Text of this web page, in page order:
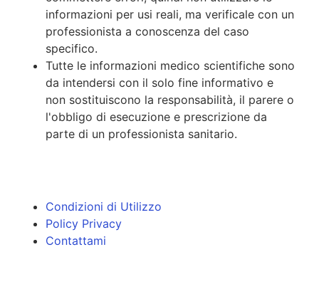
informazioni per usi reali, ma verificale con un
professionista a conoscenza del caso
specifico.
Tutte le informazioni medico scientifiche sono
da intendersi con il solo fine informativo e
non sostituiscono la responsabilità, il parere o
l'obbligo di esecuzione e prescrizione da
parte di un professionista sanitario.
Condizioni di Utilizzo
Policy Privacy
Contattami